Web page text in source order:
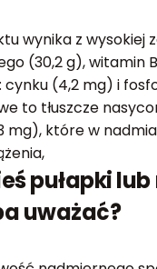
wynika z wysokiej
(30,2 g), witamin
cynku (4,2 mg) i
to tłuszcze
mg), które w
pułapki
uważać?